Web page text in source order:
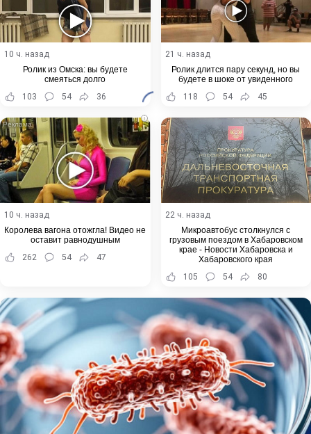
10 ч. назад
Ролик из Омска: вы будете
смеяться долго
103
54 36
21 ч. назад
Ролик длится пару секунд, но вы
будете в шоке от увиденного
118
54 45
i
10 ч. назад
Королева вагона отожгла! Видео не
оставит равнодушным
262
54 47
22 ч. назад
Микроавтобус столкнулся с
грузовым поездом в Хабаровском
крае - Новости Хабаровска и
Хабаровского края
105
54 80